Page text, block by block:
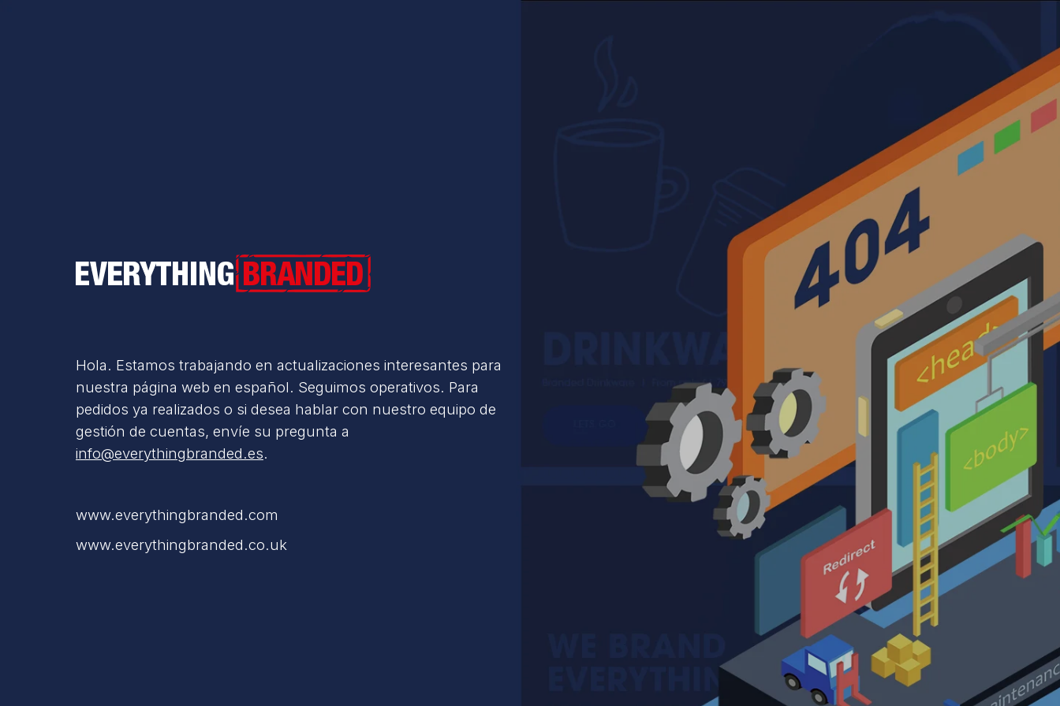
Everything Branded
Hola. Estamos trabajando en actualizaciones interesantes para
nuestra página web en español. Seguimos operativos. Para
pedidos ya realizados o si desea hablar con nuestro equipo de
gestión de cuentas, envíe su pregunta a
info@everythingbranded.es.
www.everythingbranded.com
www.everythingbranded.co.uk